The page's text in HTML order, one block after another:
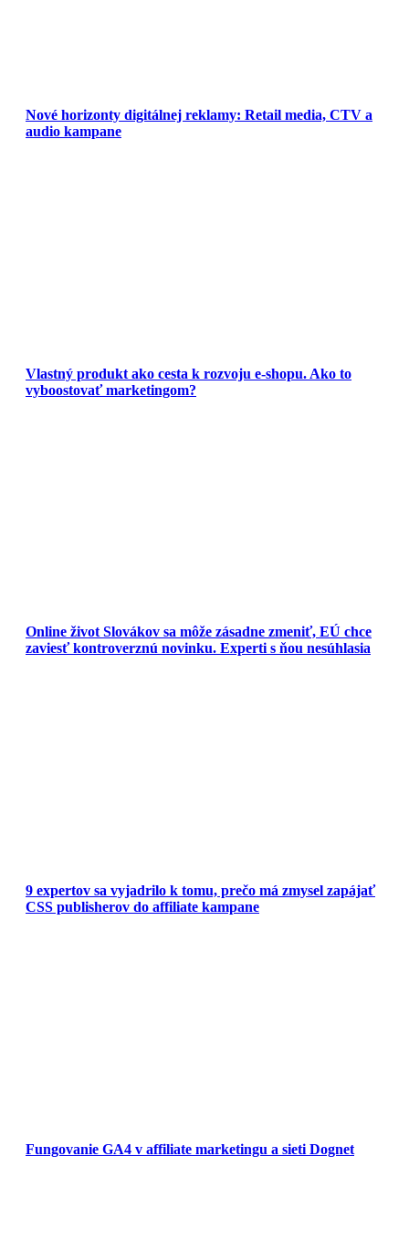
Nové horizonty digitálnej reklamy: Retail media, CTV a
audio kampane
Vlastný produkt ako cesta k rozvoju e-shopu. Ako to
vyboostovať marketingom?
Online život Slovákov sa môže zásadne zmeniť, EÚ chce
zaviesť kontroverznú novinku. Experti s ňou nesúhlasia
9 expertov sa vyjadrilo k tomu, prečo má zmysel zapájať
CSS publisherov do affiliate kampane
Fungovanie GA4 v affiliate marketingu a sieti Dognet